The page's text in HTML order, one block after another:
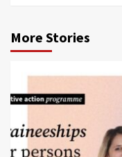
More Stories